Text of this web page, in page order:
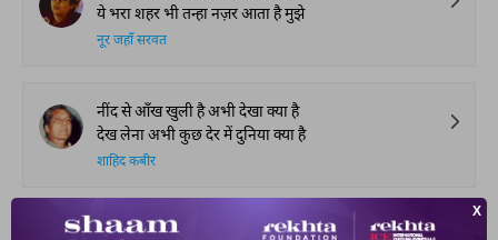
ये भरा शहर भी तन्हा नज़र आता है मुझे
नूर जहाँ सरवत
नींद से आँख खुली है अभी देखा क्या है
देख लेना अभी कुछ देर में दुनिया क्या है
शाहिद कबीर
तुझ से बिछड़ूँ तो तिरी ज़ात का हिस्सा हो जाऊँ